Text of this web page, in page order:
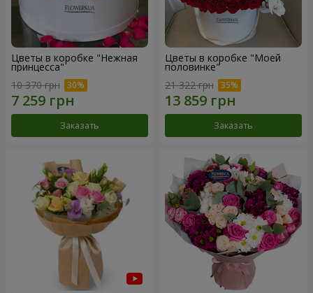
Цветы в коробке "Нежная
принцесса"
10 370 грн
Заказать
Цветы в коробке "Моей
половинке"
21 322 грн
Заказать